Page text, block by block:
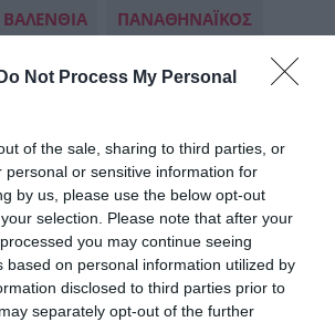
Do Not Process My Personal
of the sale, sharing to third parties, or
personal or sensitive information for
by us, please use the below opt-out
selection. Please note that after your
you may continue seeing
based on personal information utilized by
disclosed to third parties prior to
separately opt-out of the further
ΒΑΛΕΝΘΙΑ ΠΑΝΑΘΗΝΑΪΚΟΣ
ΟΛΑ ΤΑ ΝΕΑ ΤΟΥ PAGENEWS ΣΤΟ
«Όταν σου πετούν μια μικρή πέτρα,
και τους καταστρέφεις» [vid]
κορυφαίες μεταγραφές των 20
για Ολυμπιακό, Ομπράντοβιτς για